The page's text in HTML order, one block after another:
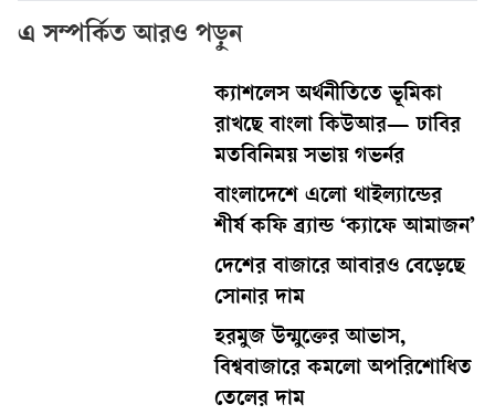
এ সম্পর্কিত আরও পড়ুন
ক্যাশলেস অর্থনীতিতে ভূমিকা
রাখছে বাংলা কিউআর— ঢাবির
মতবিনিময় সভায় গভর্নর
বাংলাদেশে এলো থাইল্যান্ডের
শীর্ষ কফি ব্র্যান্ড ‘ক্যাফে আমাজন’
দেশের বাজারে আবারও বেড়েছে
সোনার দাম
হরমুজ উন্মুক্তের আভাস,
বিশ্ববাজারে কমলো অপরিশোধিত
তেলের দাম